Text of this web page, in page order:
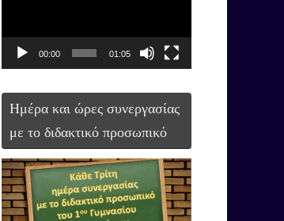
00:00 01:05
Ημέρα και ώρες συνεργασίας
με το διδακτικό προσωπικό